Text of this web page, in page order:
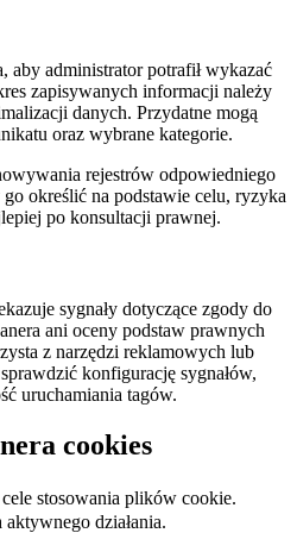
aby administrator potrafił wykazać
zapisywanych informacji należy
danych. Przydatne mogą
oraz wybrane kategorie.
rejestrów odpowiedniego
określić na podstawie celu, ryzyka
po konsultacji prawnej.
sygnały dotyczące zgody do
ani oceny podstaw prawnych
z narzędzi reklamowych lub
konfigurację sygnałów,
uruchamiania tagów.
cookies
stosowania plików cookie.
działania.